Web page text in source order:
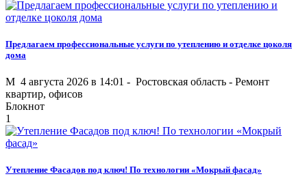
Предлагаем профессиональные услуги по утеплению и отделке цоколя
дома
M 4 августа 2026 в 14:01 - Ростовская область - Ремонт
квартир, офисов
Блокнот
1
Утепление Фасадов под ключ! По технологии «Мокрый фасад»